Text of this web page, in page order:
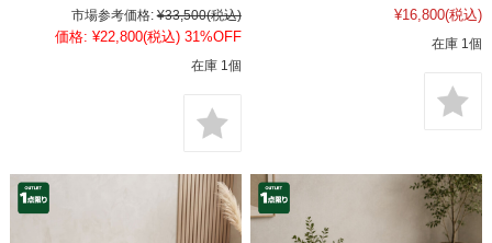
市場参考価格: ¥33,500(税込)
価格: ¥22,800(税込) 31%OFF
在庫 1個
¥16,800(税込)
在庫 1個